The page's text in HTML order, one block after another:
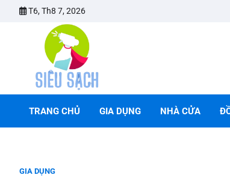
T6, Th8 7, 2026
TRANG CHỦ GIA DỤNG NHÀ CỬA
GIA DỤNG